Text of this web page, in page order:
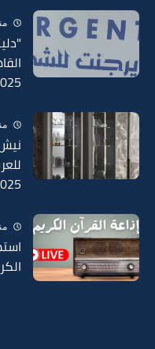
منذ
2025 – عناوين وأرقام التواصل"
منذ
2025
منذ
استمع